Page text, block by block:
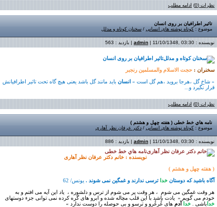
نظرات (0) ادامه مطلب
تاثیر اطرافیان بر روی انسان
موضوع : کوتاه نوشته های انسانی / سخنان کوتاه و مدلل
نویسنده : admin | 11/10/1348, 03:30 | بازدید : 563
تاثیر اطرافیان بر روی انسان
سخنران : حجت الاسلام والمسلمین رنجبر
« شاخ گل ،هرجا بروید ،هم گل است » انسان باید مانند گل باشد یعنی هیچ گاه تحت تاثیر اطرافیانش
قرار نگیرد و
نظرات (0) ادامه مطلب
نامه هاي خط خطی ( هفته چهل و هشتم )
موضوع : کوتاه نوشته های انسانی / دکتر عرفان نظر آهاری
نویسنده : admin | 11/10/1348, 03:30 | بازدید : 886
نامه هاي خط خطی
نویسنده : خانم دکتر
عرفان نظر آهاری
( هفته چهل و هشتم )
آگاه باشید که دوستان خدا ترسی ندارند و غمگین نمی شوند . یونس/ 62
هر وقت غمگین می شوم ، هر وقت پر می شوم از ترس و دلشوره ،
یاد این آیه می افتم و به
خودم می گویم «
یادت باشد با این قلب مچاله شده و ابرو های گره کرده نمی توانی جزء دوستهای
خدا باشی . خدا آدم های غُرغُرو و ترسو و بی حوصله را دوست ندارد »